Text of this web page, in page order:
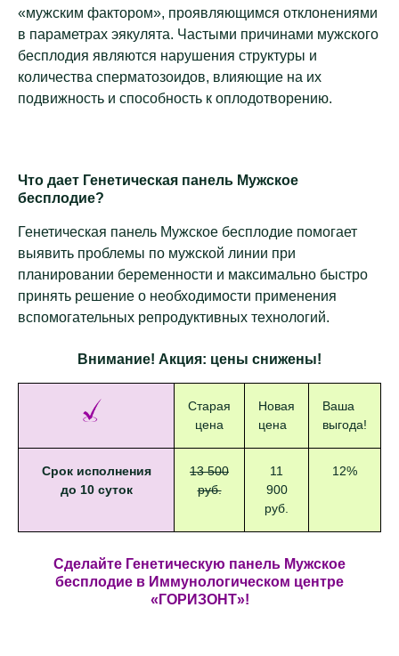
«мужским фактором», проявляющимся отклонениями
в параметрах эякулята. Частыми причинами мужского
бесплодия являются нарушения структуры и
количества сперматозоидов, влияющие на их
подвижность и способность к оплодотворению.
Что дает Генетическая панель Мужское
бесплодие?
Генетическая панель Мужское бесплодие помогает
выявить проблемы по мужской линии при
планировании беременности и максимально быстро
принять решение о необходимости применения
вспомогательных репродуктивных технологий.
Внимание! Акция: цены снижены!
Старая
цена
Новая
цена
Ваша
выгода!
Срок исполнения
до 10 суток
13 500
руб.
11
900
руб.
12%
Сделайте Генетическую панель Мужское
бесплодие в Иммунологическом центре
«ГОРИЗОНТ»!